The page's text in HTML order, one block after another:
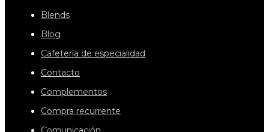
Blends
Blog
Cafetería de especialidad
Contacto
Complementos
Compra recurrente